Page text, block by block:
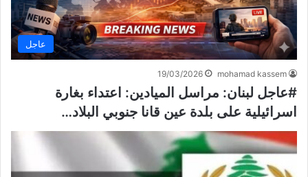
عاجل
mohamad kassem
19/03/2026
#عاجل لبنان: مراسل الميادين: اعتداء بغارة
اسرائيلية على بلدة عين قانا جنوبي البلاد…